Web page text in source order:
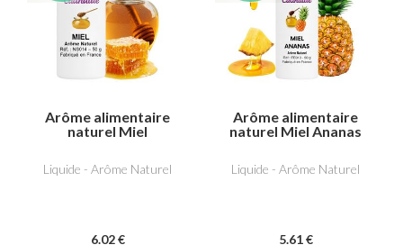
Arôme alimentaire
naturel Miel
Liquide - Arôme Naturel
6.02 €
Arôme alimentaire
naturel Miel Ananas
Liquide - Arôme Naturel
5.61 €